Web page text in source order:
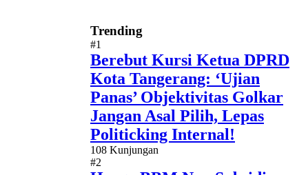
Trending
#1
Berebut Kursi Ketua DPRD
Kota Tangerang: ‘Ujian
Panas’ Objektivitas Golkar
Jangan Asal Pilih, Lepas
Politicking Internal!
108 Kunjungan
#2